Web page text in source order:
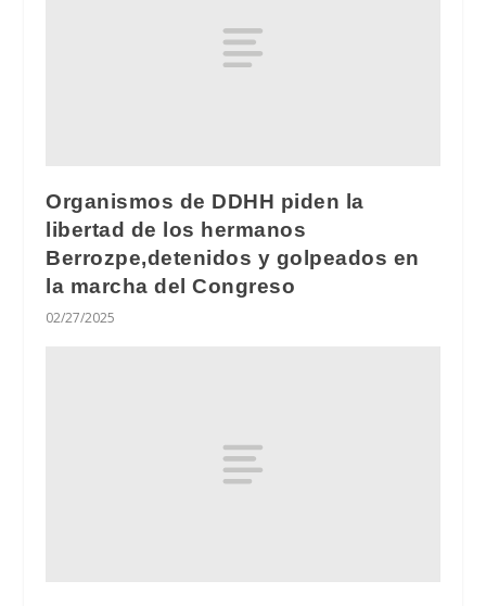
Organismos de DDHH piden la
libertad de los hermanos
Berrozpe,detenidos y golpeados en
la marcha del Congreso
02/27/2025